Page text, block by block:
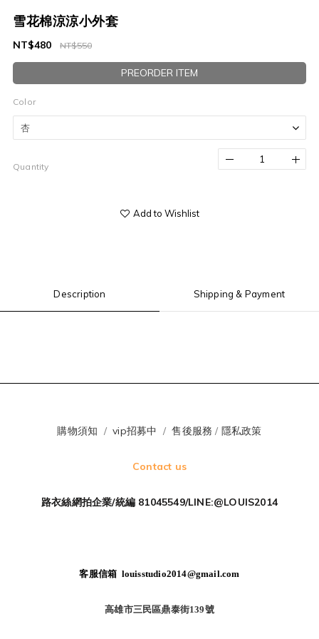
雪花棉涼涼小外套
NT$550
NT$480
PREORDER ITEM
Color
Quantity
Add to Wishlist
Description Shipping & Payment
購物須知 /vip招募中 /售後服務 / 隱私政策
Contact us
路衣絲網拍企業/統編 81045549/LINE:@LOUIS2014
客服信箱 louisstudio2014@gmail.com
高雄市三民區鼎泰街139號